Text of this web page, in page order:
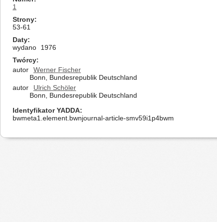
1
Strony
53-61
Daty
wydano
1976
Twórcy
autor
Werner Fischer
Bonn, Bundesrepublik Deutschland
autor
Ulrich Schöler
Bonn, Bundesrepublik Deutschland
Identyfikator YADDA
bwmeta1.element.bwnjournal-article-smv59i1p4bwm